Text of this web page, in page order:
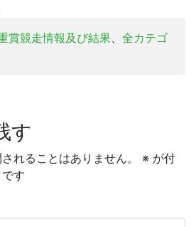
賞競走情報及び結果、 全カテゴ
す
れることはありません。 ※ が付
す